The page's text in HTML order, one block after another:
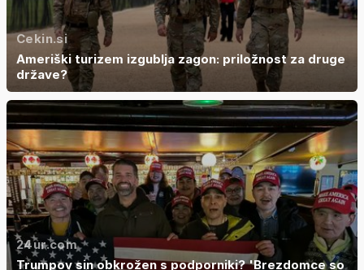
Cekin.si
Ameriški turizem izgublja zagon: priložnost za druge
države?
24ur.com
Trumpov sin obkrožen s podporniki? 'Brezdomce so